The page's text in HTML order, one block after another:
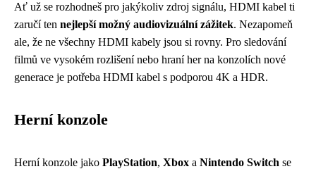
Ať už se rozhodneš pro jakýkoliv zdroj signálu, HDMI kabel ti
zaručí ten nejlepší možný audiovizuální zážitek. Nezapomeň
ale, že ne všechny HDMI kabely jsou si rovny. Pro sledování
filmů ve vysokém rozlišení nebo hraní her na konzolích nové
generace je potřeba HDMI kabel s podporou 4K a HDR.
Herní konzole
Herní konzole jako PlayStation, Xbox a Nintendo Switch se